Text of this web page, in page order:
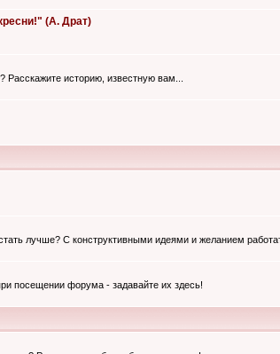
(А. Драт)
Расскажите историю, известную вам...
лучше? С конструктивными идеями и желанием
посещении форума - задавайте их здесь!